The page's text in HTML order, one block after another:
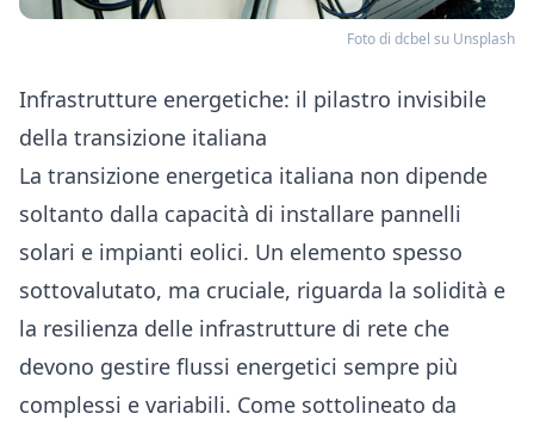
Foto di dcbel su Unsplash
Infrastrutture energetiche: il pilastro invisibile
della transizione italiana
La transizione energetica italiana non dipende
soltanto dalla capacità di installare pannelli
solari e impianti eolici. Un elemento spesso
sottovalutato, ma cruciale, riguarda la solidità e
la resilienza delle infrastrutture di rete che
devono gestire flussi energetici sempre più
complessi e variabili. Come sottolineato da